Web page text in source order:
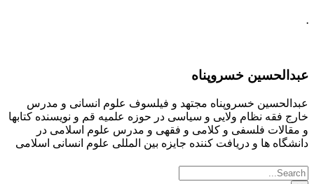
.
عبدالحسین خسروپناه
عبدالحسین خسروپناه مجتهد و فیلسوف علوم انسانی و مدرس
خارج فقه نظام ولایی و سیاسی در حوزه علمیه قم و نویسنده کتابها
و مقالات فلسفی و کلامی و فقهی و مدرس علوم اسلامی در
دانشگاه ها و دریافت کننده جایزه بین المللی علوم انسانی اسلامی